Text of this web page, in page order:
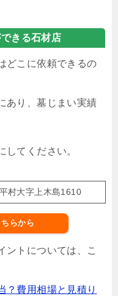
きる石材店
どこに依頼できるの
あり、墓じまい実績
してください。
村大字上木島1610
らから
ントについては、こ
？費用相場と見積り